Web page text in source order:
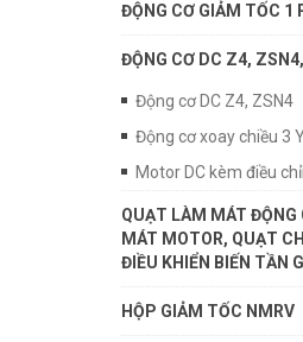
ĐỘNG CƠ GIẢM TỐC 1
ĐỘNG CƠ DC Z4,
Động cơ DC Z4, ZSN4
Động cơ xoay chiều 3
Motor DC kèm điều
QUẠT LÀM MÁT ĐỘNG
MÁT MOTOR, QUẠT
ĐIỀU KHIỂN BIẾN TẦN
HỘP GIẢM TỐC NMRV